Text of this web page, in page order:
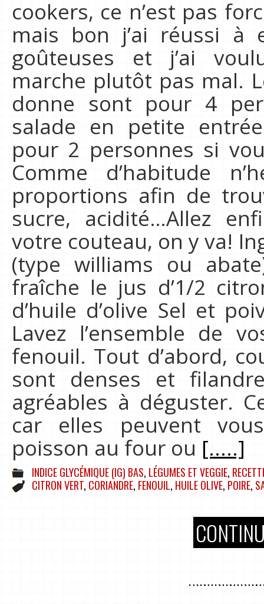
cookers, ce n’est pas
mais bon j’ai réussi à
goûteuses et j’ai
marche plutôt pas mal.
donne sont pour 4
salade en petite
pour 2 personnes si
Comme d’habitude
proportions afin de
sucre, acidité…Allez
votre couteau, on y va!
(type williams ou
fraîche le jus d’1/2
d’huile d’olive Sel et
Lavez l’ensemble de
fenouil. Tout d’abord,
sont denses et
agréables à déguster.
car elles peuvent
poisson au four ou [.....]
INDICE GLYCÉMIQUE (IG) BAS, LÉGUMES ET VEGGIE,
CITRON VERT, CORIANDRE, FENOUIL, HUILE OLIVE, POIRE,